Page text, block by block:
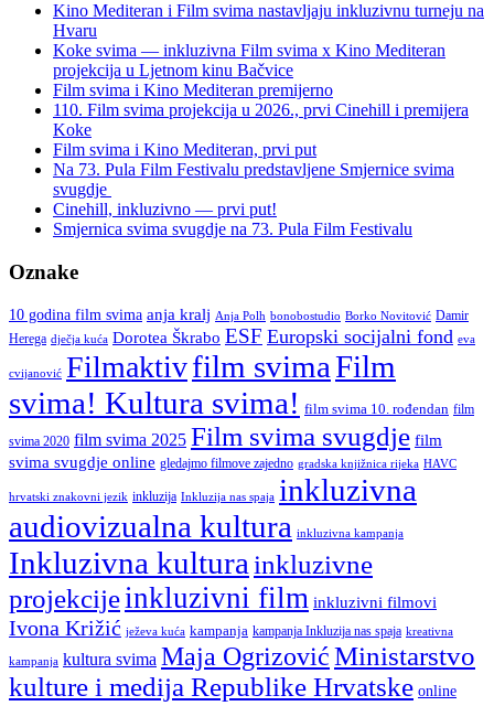
prepunom
klanječkom
Martin”
Kino Mediteran i Film svima nastavljaju inkluzivnu turneju na
Hvaru
Koke svima — inkluzivna Film svima x Kino Mediteran
projekcija u Ljetnom kinu Bačvice
Film svima i Kino Mediteran premijerno
110. Film svima projekcija u 2026., prvi Cinehill i premijera
Koke
Film svima i Kino Mediteran, prvi put
Na 73. Pula Film Festivalu predstavljene Smjernice svima
svugdje
Cinehill, inkluzivno — prvi put!
Smjernica svima svugdje na 73. Pula Film Festivalu
Oznake
10 godina film svima anja kralj Anja Polh bonobostudio Borko Novitović Damir
Herega dječja kuća Dorotea Škrabo ESF Europski socijalni fond eva
cvijanović Filmaktivfilm svimaFilm
svima! Kultura svima! film svima 10. rođendan film
svima 2020 film svima 2025 Film svima svugdje film
svima svugdje online gledajmo filmove zajedno gradska knjižnica rijeka HAVC
hrvatski znakovni jezik inkluzija Inkluzija nas spaja inkluzivna
audiovizualna kultura inkluzivna kampanja
Inkluzivna kulturainkluzivne
projekcijeinkluzivni film inkluzivni filmovi
Ivona Križić ježeva kuća kampanja kampanja Inkluzija nas spaja kreativna
kampanja kultura svima Maja OgrizovićMinistarstvo
kulture i medija Republike Hrvatske online